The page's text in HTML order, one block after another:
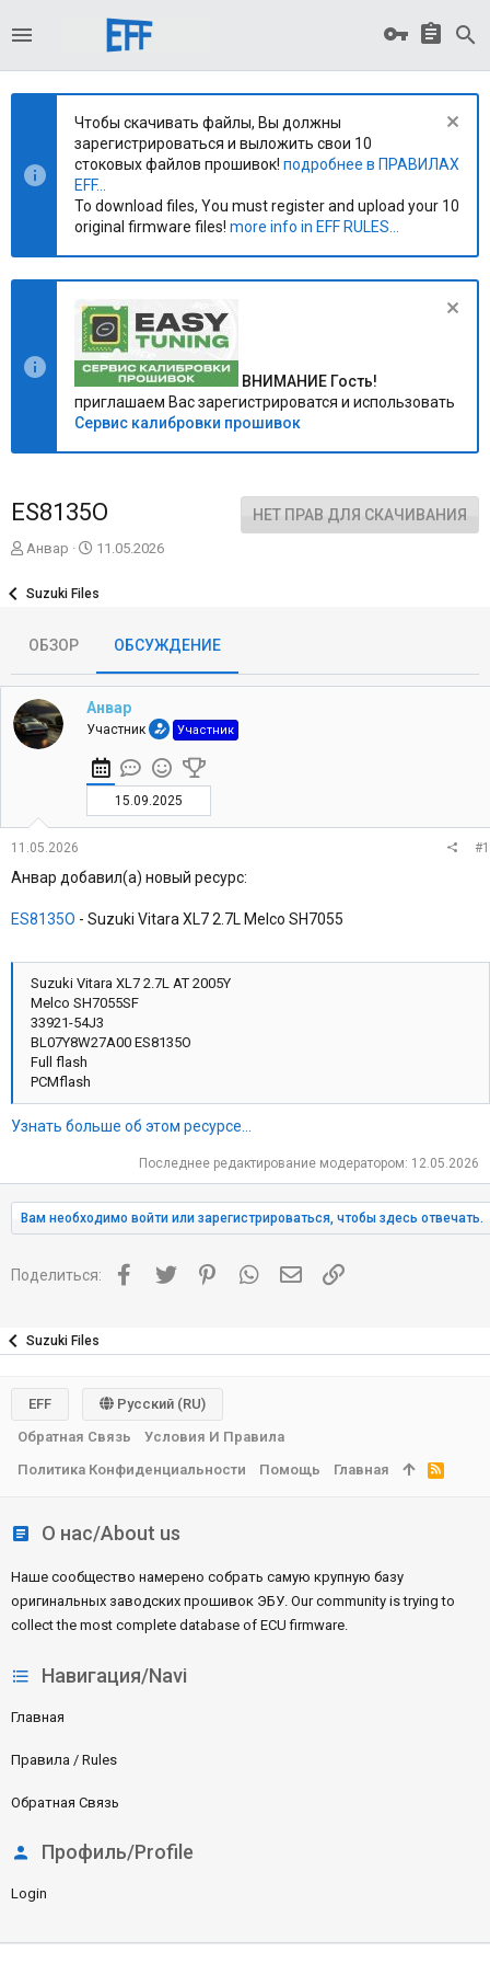
Чтобы скачивать файлы, Вы должны
зарегистрироваться и выложить свои 10
стоковых файлов прошивок! подробнее в ПРАВИЛАХ
EFF...
To download files, You must register and upload your 10
original firmware files! more info in EFF RULES...
ВНИМАНИЕ Гость!
приглашаем Вас зарегистрироватся и использовать
Сервис калибровки прошивок
ES8135O НЕТ ПРАВ ДЛЯ СКАЧИВАНИЯ
А
т
т
м
ы
Анвар
Д
а
л
а
11.05.2026
Suzuki Files
ОБЗОР ОБСУЖДЕНИЕ
Анвар
Участник Участник
15.09.2025
11.05.2026 #1
Анвар добавил(а) новый ресурс:
ES8135O - Suzuki Vitara XL7 2.7L Melco SH7055
Suzuki Vitara XL7 2.7L AT 2005Y
Melco SH7055SF
33921-54J3
BL07Y8W27A00 ES8135O
Full flash
PCMflash
Узнать больше об этом ресурсе...
Последнее редактирование модератором: 12.05.2026
Вам необходимо войти или зарегистрироваться, чтобы здесь отвечать.
Поделиться: Facebook
Twitter PinterestWhatsAppЭлектронная почта
Ссылка
Suzuki Files
О нас/About us
Наше сообщество намерено собрать самую крупную базу
оригинальных заводских прошивок ЭБУ. Our community is trying to
collect the most complete database of ECU firmware.
Навигация/Navi
Главная
Правила / Rules
Обратная Связь
Профиль/Profile
Login
EFF
Русский (RU)
Обратная Связь
Условия И Правила
Политика Конфиденциальности
Помощь Главная
R
S